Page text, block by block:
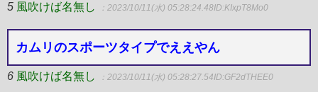
5 風吹けば名無し ：2023/10/11(水) 05:28:24.48ID:KIxpT8Mo0
カムリのスポーツタイプでええやん
6 風吹けば名無し ：2023/10/11(水) 05:28:27.54ID:GF2dTHEE0